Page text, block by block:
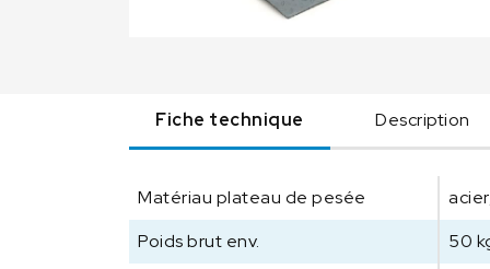
Fiche technique Description
Matériau plateau de pesée
Poids brut env.
50